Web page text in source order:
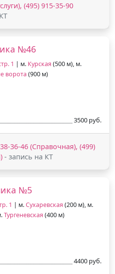
(495) 915-35-90
№46
1 | м. Курская (500 м), м.
ворота (900 м)
3500 руб.
36-46 (Справочная), (499)
- запись на КТ
№5
1 | м.Сухаревская (200 м), м.
Тургеневская (400 м)
4400 руб.